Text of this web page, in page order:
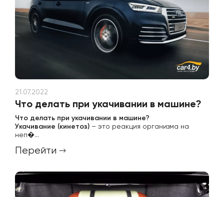
21.07.2022
Что делать при укачивании в машине?
Что делать при укачивании в машине?
Укачивание (кинетоз) – это реакция организма на
неп�...
Перейти